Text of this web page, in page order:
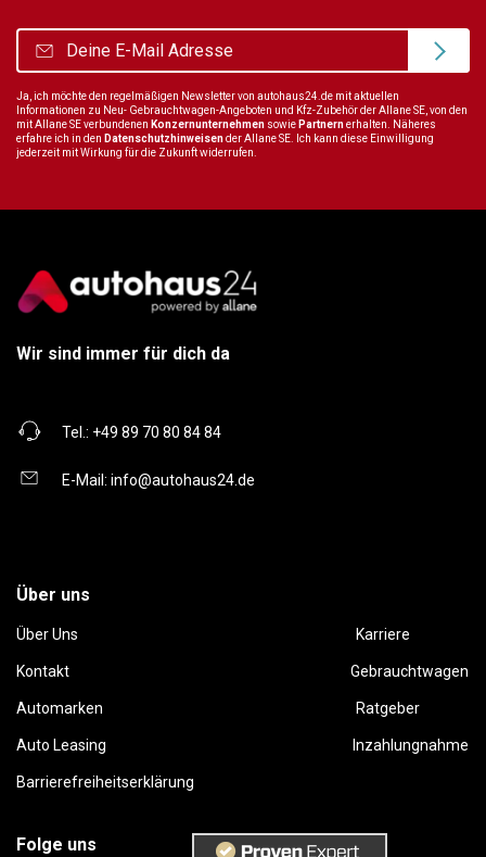
Ja, ich möchte den regelmäßigen Newsletter von autohaus24.de mit aktuellen
Informationen zu Neu- Gebrauchtwagen-Angeboten und Kfz-Zubehör der Allane SE, von den
mit Allane SE verbundenen Konzernunternehmen sowie Partnernerhalten. Näheres
erfahre ich in den Datenschutzhinweisender Allane SE. Ich kann diese Einwilligung
jederzeit mit Wirkung für die Zukunft widerrufen.
Wir sind immer für dich da
Tel.: +49 89 70 80 84 84
E-Mail: info@autohaus24.de
Über uns
Über Uns Karriere
Kontakt Gebrauchtwagen
Automarken Ratgeber
Auto Leasing Inzahlungnahme
Barrierefreiheitserklärung
Folge uns